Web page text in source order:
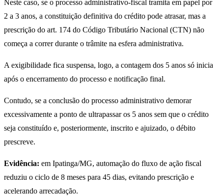
Neste caso, se o processo administrativo-fiscal tramita em papel por
2 a 3 anos, a constituição definitiva do crédito pode atrasar, mas a
prescrição do art. 174 do Código Tributário Nacional (CTN) não
começa a correr durante o trâmite na esfera administrativa.
A exigibilidade fica suspensa, logo, a contagem dos 5 anos só inicia
após o encerramento do processo e notificação final.
Contudo, se a conclusão do processo administrativo demorar
excessivamente a ponto de ultrapassar os 5 anos sem que o crédito
seja constituído e, posteriormente, inscrito e ajuizado, o débito
prescreve.
Evidência: em Ipatinga/MG, automação do fluxo de ação fiscal
reduziu o ciclo de 8 meses para 45 dias, evitando prescrição e
acelerando arrecadação.